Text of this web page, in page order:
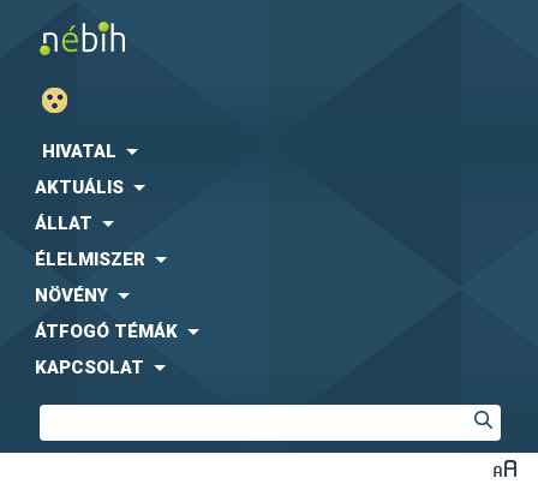
HIVATAL
AKTUÁLIS
ÁLLAT
ÉLELMISZER
NÖVÉNY
ÁTFOGÓ TÉMÁK
KAPCSOLAT